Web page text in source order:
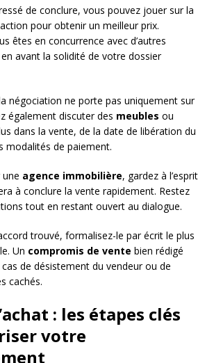
de conclure, vous pouvez jouer sur la
pour obtenir un meilleur prix.
êtes en concurrence avec d’autres
avant la solidité de votre dossier
négociation ne porte pas uniquement sur
également discuter des meubles ou
dans la vente, de la date de libération du
modalités de paiement.
une agence immobilière, gardez à l’esprit
à conclure la vente rapidement. Restez
tout en restant ouvert au dialogue.
trouvé, formalisez-le par écrit le plus
Un compromis de vente bien rédigé
de désistement du vendeur ou de
cachés.
: les étapes clés
votre